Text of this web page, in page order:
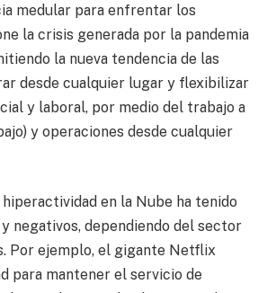
medular para enfrentar los
la crisis generada por la pandemia
la nueva tendencia de las
desde cualquier lugar y flexibilizar
y laboral, por medio del trabajo a
y operaciones desde cualquier
en la Nube ha tenido
negativos, dependiendo del sector
Por ejemplo, el gigante Netflix
para mantener el servicio de